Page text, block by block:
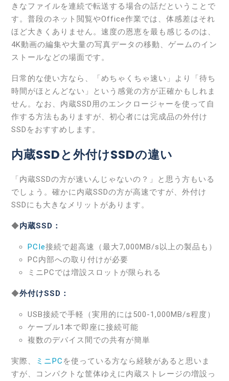
きなファイルを連続で転送する場合の話だということで
す。普段のネット閲覧やOffice作業では、体感差はそれ
ほど大きくありません。速度の恩恵を最も感じるのは、
4K動画の編集や大量の写真データの移動、ゲームのイン
ストールなどの場面です。
日常的な使い方なら、「めちゃくちゃ速い」より「待ち
時間がほとんどない」という感覚の方が正確かもしれま
せん。なお、内蔵SSD用のエンクロージャーを使って自
作する方法もありますが、初心者には完成品の外付け
SSDをおすすめします。
内蔵SSDと外付けSSDの違い
「内蔵SSDの方が速いんじゃないの？」と思う方もいる
でしょう。確かに内蔵SSDの方が高速ですが、外付け
SSDにも大きなメリットがあります。
◆内蔵SSD：
PCIe接続で超高速（最大7,000MB/s以上の製品も）
PC内部への取り付けが必要
ミニPCでは増設スロットが限られる
◆外付けSSD：
USB接続で手軽（実用的には500-1,000MB/s程度）
ケーブル1本で即座に接続可能
複数のデバイス間での共有が簡単
実際、 ミニPC を使っている方なら経験があると思いま
すが、コンパクトな筐体ゆえに内蔵ストレージの増設っ